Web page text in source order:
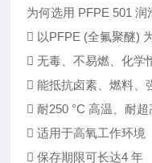
为何选用 PFPE 501 润
􀂾 以PFPE (全氟聚醚)
􀂾 无毒、不易燃、化学
􀂾 能抵抗卤素、燃料、
􀂾 耐250 °C 高温、耐超
􀂾 适用于高氧工作环境
􀂾 保存期限可长达4 年